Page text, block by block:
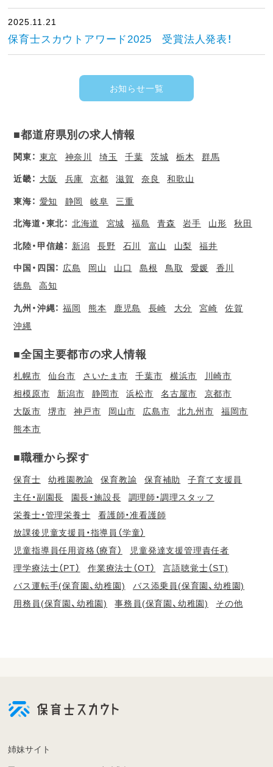
2025.11.21
保育士スカウトアワード2025 受賞法人発表！
お知らせ一覧
■都道府県別の求人情報
関東： 東京 神奈川 埼玉 千葉 茨城 栃木 群馬
近畿： 大阪 兵庫 京都 滋賀 奈良 和歌山
東海： 愛知 静岡 岐阜 三重
北海道・東北： 北海道 宮城 福島 青森 岩手 山形 秋田
北陸・甲信越： 新潟 長野 石川 富山 山梨 福井
中国・四国： 広島 岡山 山口 島根 鳥取 愛媛
香川
徳島
高知
九州・沖縄： 福岡 熊本 鹿児島 長崎 大分 宮崎
佐賀
沖縄
■全国主要都市の求人情報
札幌市 仙台市 さいたま市 千葉市 横浜市
川崎市
相模原市
新潟市 静岡市 浜松市 名古屋市
京都市
大阪市
堺市 神戸市 岡山市 広島市 北九州市
福岡市
熊本市
■職種から探す
保育士 幼稚園教諭 保育教諭 保育補助
子育て支援員
主任・副園長
園長・施設長
調理師・調理スタッフ
栄養士・管理栄養士
看護師・准看護師
放課後児童支援員・指導員（学童）
児童指導員任用資格（療育）
児童発達支援管理責任者
理学療法士（PT）
作業療法士（OT）
言語聴覚士（ST)
バス運転手(保育園、幼稚園)
バス添乗員(保育園、幼稚園)
用務員(保育園、幼稚園)
事務員(保育園、幼稚園) その他
登
姉妹サイト